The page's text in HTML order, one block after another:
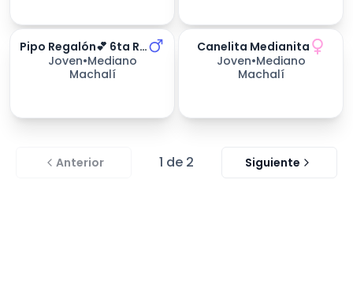
Pipo Regalón💕 6ta Región
Joven•Mediano
Machalí
254días esperando
Canelita Medianita
Joven•Mediano
Machalí
Anterior 1 de 2 Siguiente